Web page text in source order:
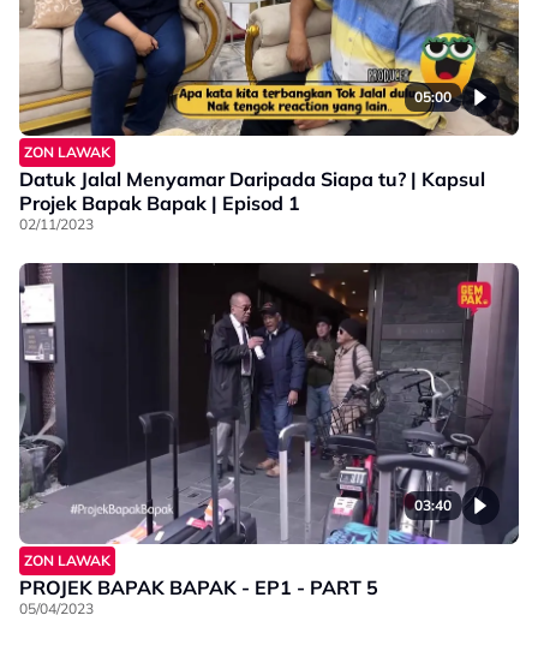
05:00
ZON LAWAK
Datuk Jalal Menyamar Daripada Siapa tu? | Kapsul
Projek Bapak Bapak | Episod 1
02/11/2023
03:40
ZON LAWAK
PROJEK BAPAK BAPAK - EP1 - PART 5
05/04/2023